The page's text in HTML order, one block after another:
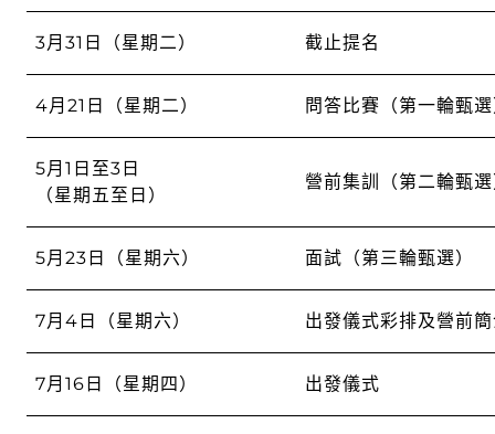
3月31日（星期二） 截止提名
4月21日（星期二） 問答比賽（第一輪甄
5月1日至3日
（星期五至日）
營前集訓（第二輪甄
5月23日（星期六） 面試（第三輪甄選）
7月4日（星期六） 出發儀式彩排及營前
7月16日（星期四） 出發儀式